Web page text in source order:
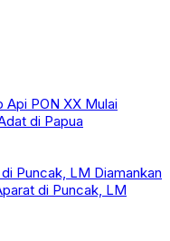
Api PON XX Mulai
di Papua
Puncak, LM Diamankan
di Puncak, LM